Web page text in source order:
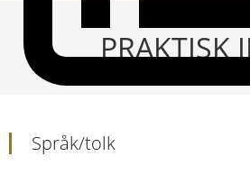
PRAKTISK
Språk/tolk